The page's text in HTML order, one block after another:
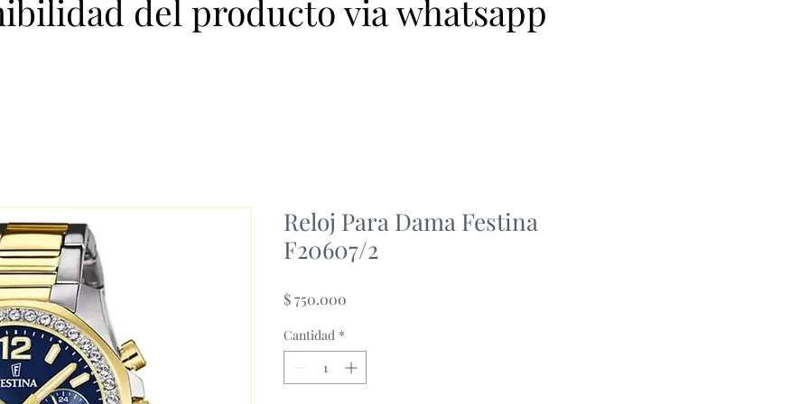
del producto via whatsapp
Reloj Para Dama Festina
F20607/2
$ 750.000
Cantidad *